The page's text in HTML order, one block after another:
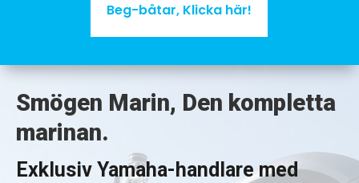
Beg-båtar, Klicka här!
Smögen Marin, Den kompletta
marinan.
Exklusiv Yamaha-handlare med